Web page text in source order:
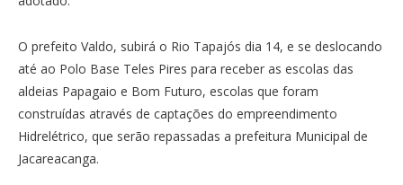
O prefeito Valdo, subirá o Rio Tapajós dia 14, e se deslocando
até ao Polo Base Teles Pires para receber as escolas das
aldeias Papagaio e Bom Futuro, escolas que foram
construídas através de captações do empreendimento
Hidrelétrico, que serão repassadas a prefeitura Municipal de
Jacareacanga.